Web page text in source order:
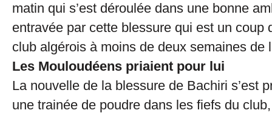
matin qui s’est déroulée dans une bonne
entravée par cette blessure qui est un coup
club algérois à moins de deux semaines de
Les Mouloudéens priaient pour lui
La nouvelle de la blessure de Bachiri s’est
une trainée de poudre dans les fiefs du